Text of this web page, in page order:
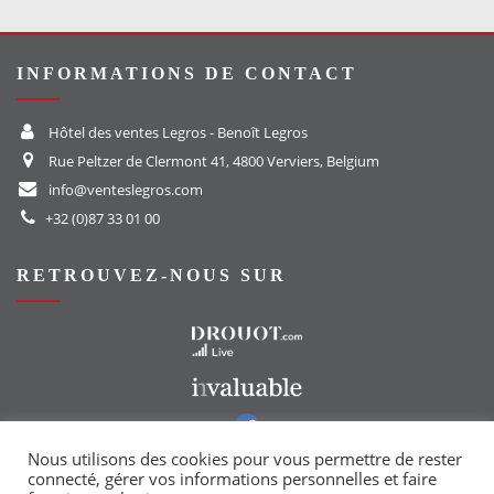
INFORMATIONS DE CONTACT
Hôtel des ventes Legros - Benoît Legros
Rue Peltzer de Clermont 41, 4800 Verviers, Belgium
info@venteslegros.com
+32 (0)87 33 01 00
RETROUVEZ-NOUS SUR
Vers notre groupe Facebook
Nous utilisons des cookies pour vous permettre de rester
connecté, gérer vos informations personnelles et faire